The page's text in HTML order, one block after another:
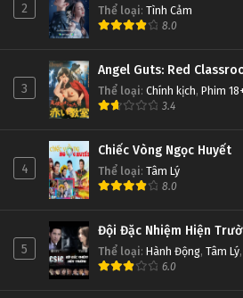
2 Thể loại: Tình Cảm
8.0
3
Angel Guts: Red
Thể loại: Chính kịch, Phim
3.4
4
Chiếc Vòng Ngọc Huyết
Thể loại: Tâm Lý
8.0
5
Đội Đặc Nhiệm Hiện
Thể loại: Hành Động, Tâm Lý,
6.0